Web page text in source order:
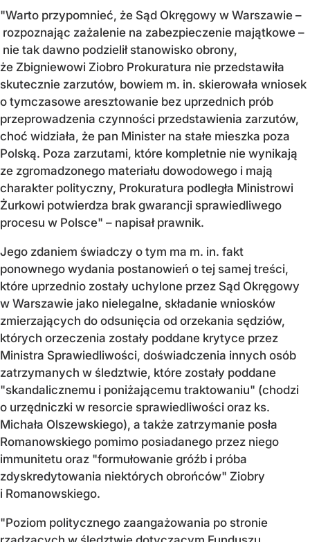
"Warto przypomnieć, że Sąd Okręgowy w Warszawie –
rozpoznając zażalenie na zabezpieczenie majątkowe –
nie tak dawno podzielił stanowisko obrony,
że Zbigniewowi Ziobro Prokuratura nie przedstawiła
skutecznie zarzutów, bowiem m. in. skierowała wniosek
o tymczasowe aresztowanie bez uprzednich prób
przeprowadzenia czynności przedstawienia zarzutów,
choć widziała, że pan Minister na stałe mieszka poza
Polską. Poza zarzutami, które kompletnie nie wynikają
ze zgromadzonego materiału dowodowego i mają
charakter polityczny, Prokuratura podległa Ministrowi
Żurkowi potwierdza brak gwarancji sprawiedliwego
procesu w Polsce" – napisał prawnik.
Jego zdaniem świadczy o tym ma m. in. fakt
ponownego wydania postanowień o tej samej treści,
które uprzednio zostały uchylone przez Sąd Okręgowy
w Warszawie jako nielegalne, składanie wniosków
zmierzających do odsunięcia od orzekania sędziów,
których orzeczenia zostały poddane krytyce przez
Ministra Sprawiedliwości, doświadczenia innych osób
zatrzymanych w śledztwie, które zostały poddane
"skandalicznemu i poniżającemu traktowaniu" (chodzi
o urzędniczki w resorcie sprawiedliwości oraz ks.
Michała Olszewskiego), a także zatrzymanie posła
Romanowskiego pomimo posiadanego przez niego
immunitetu oraz "formułowanie gróźb i próba
zdyskredytowania niektórych obrońców" Ziobry
i Romanowskiego.
"Poziom politycznego zaangażowania po stronie